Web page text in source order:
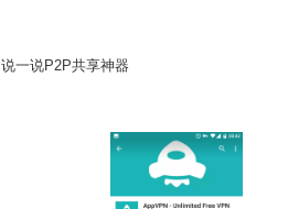
说一说P2P共享神器